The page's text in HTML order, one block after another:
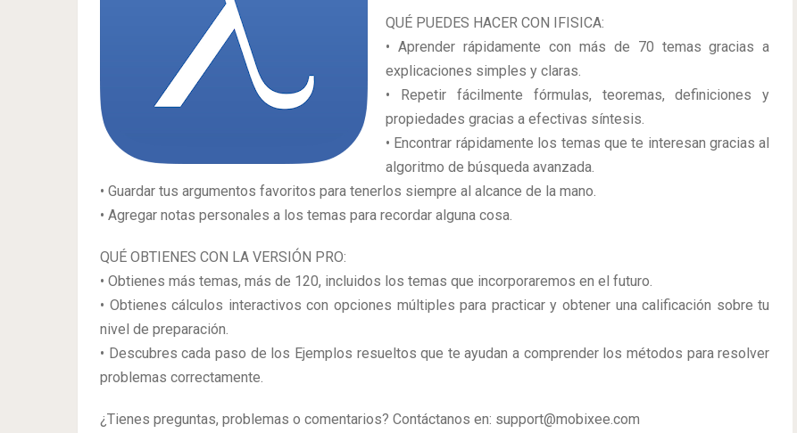
QUÉ PUEDES HACER CON IFISICA:
• Aprender rápidamente con más de 70 temas gracias a
explicaciones simples y claras.
• Repetir fácilmente fórmulas, teoremas, definiciones y
propiedades gracias a efectivas síntesis.
• Encontrar rápidamente los temas que te interesan gracias al
algoritmo de búsqueda avanzada.
• Guardar tus argumentos favoritos para tenerlos siempre al alcance de la mano.
• Agregar notas personales a los temas para recordar alguna cosa.
QUÉ OBTIENES CON LA VERSIÓN PRO:
• Obtienes más temas, más de 120, incluidos los temas que incorporaremos en el futuro.
• Obtienes cálculos interactivos con opciones múltiples para practicar y obtener una calificación sobre tu
nivel de preparación.
• Descubres cada paso de los Ejemplos resueltos que te ayudan a comprender los métodos para resolver
problemas correctamente.
¿Tienes preguntas, problemas o comentarios? Contáctanos en: support@mobixee.com